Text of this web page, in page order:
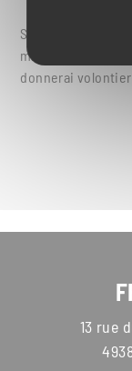
Si vous avez un
mise en bouteille,
donnerai
13 rue